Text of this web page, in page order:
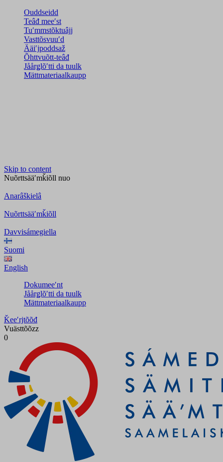
Ouddseidd
Teâđ meeʹst
Tuʹmmstõktuâjj
Vasttõsvuuʹd
Ääiʹjpoddsaž
Õhttvuõtt-teâđ
Jåårǥlõʹtti da tuulk
Mättmateriaalkaupp
Skip to content
Nuõrttsääʹmǩiõll nuo
Anarâškielâ
Nuõrttsääʹmǩiõll
Davvisámegiella
Suomi
English
Dokumeeʹnt
Jåårǥlõʹtti da tuulk
Mättmateriaalkaupp
Ǩeeʹrjtõõđ
Vuästtõõzz
0